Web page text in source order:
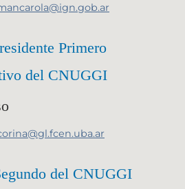
Primero
del CNUGGI
del CNUGGI